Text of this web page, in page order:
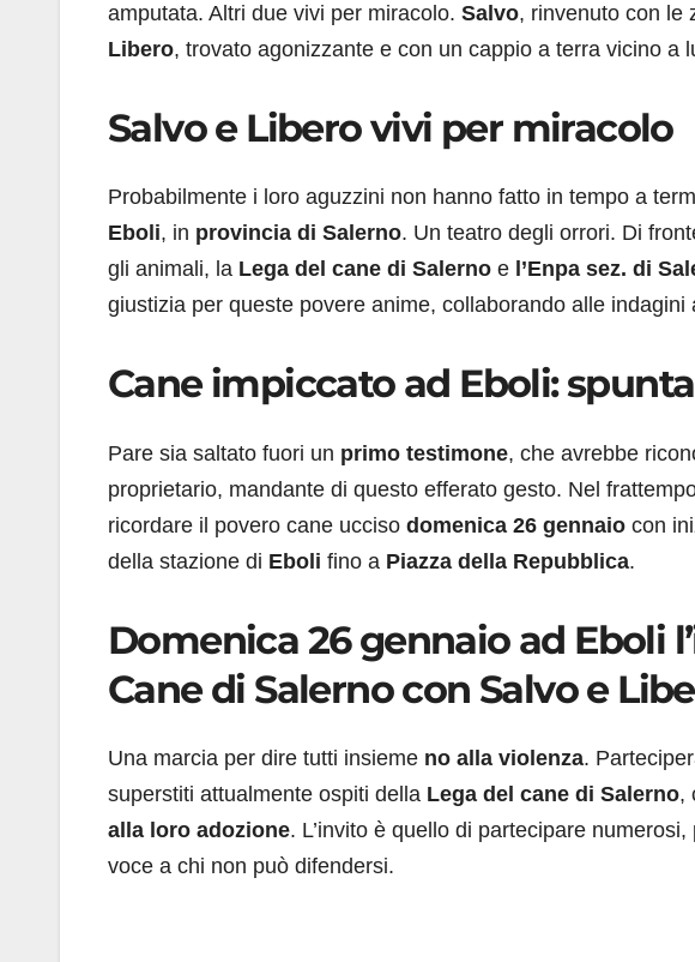
amputata. Altri due vivi per miracolo. Salvo, rinvenuto con le
Libero, trovato agonizzante e con un cappio a terra vicino a
Salvo e Libero vivi per miracolo
Probabilmente i loro aguzzini non hanno fatto in tempo a
Eboli, in provincia di Salerno. Un teatro degli orrori. Di
gli animali, la Lega del cane di Salerno e l’Enpa sez. di
giustizia per queste povere anime, collaborando alle
Cane impiccato ad Eboli:
Pare sia saltato fuori un primo testimone, che avrebbe
proprietario, mandante di questo efferato gesto. Nel
ricordare il povero cane ucciso domenica 26 gennaio con
della stazione di Eboli fino a Piazza della Repubblica.
Domenica 26 gennaio ad Eboli
Cane di Salerno con Salvo e
Una marcia per dire tutti insieme no alla violenza.
superstiti attualmente ospiti della Lega del cane di Salerno,
alla loro adozione. L’invito è quello di partecipare
voce a chi non può difendersi.